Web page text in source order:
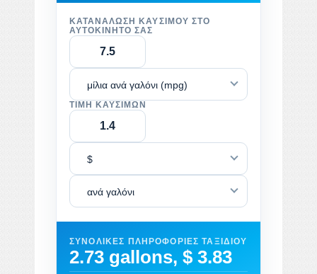
ΚΑΤΑΝΆΛΩΣΗ ΚΑΥΣΊΜΟΥ ΣΤΟ
ΑΥΤΟΚΊΝΗΤΌ ΣΑΣ
μίλια ανά γαλόνι (mpg)
ΤΙΜΉ ΚΑΥΣΊΜΩΝ
$
ανά γαλόνι
ΣΥΝΟΛΙΚΈΣ ΠΛΗΡΟΦΟΡΊΕΣ ΤΑΞΙΔΙΟΎ
2.73 gallons, $ 3.83